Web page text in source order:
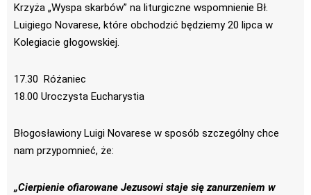
Krzyża „Wyspa skarbów” na liturgiczne wspomnienie Bł.
Luigiego Novarese, które obchodzić będziemy 20 lipca w
Kolegiacie głogowskiej.
17.30 Różaniec
18.00 Uroczysta Eucharystia
Błogosławiony Luigi Novarese w sposób szczególny chce
nam przypomnieć, że:
„Cierpienie ofiarowane Jezusowi staje się zanurzeniem w